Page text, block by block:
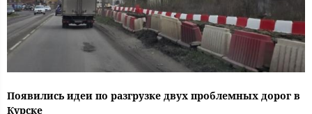
Появились идеи по разгрузке двух проблемных дорог в
Курске